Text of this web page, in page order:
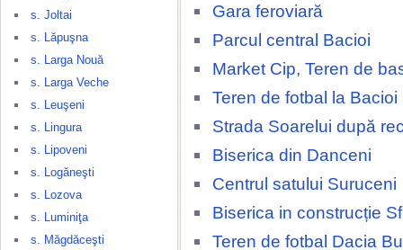
s. Joltai
s. Lăpuşna
s. Larga Nouă
s. Larga Veche
s. Leuşeni
s. Lingura
s. Lipoveni
s. Logăneşti
s. Lozova
s. Luminiţa
s. Măgdăceşti
Gara feroviară
Parcul central Bacioi
Market Cip, Teren de
Teren de fotbal la Bacioi
Strada Soarelui după
Biserica din Danceni
Centrul satului Suruceni
Biserica in construcție
Teren de fotbal Dacia